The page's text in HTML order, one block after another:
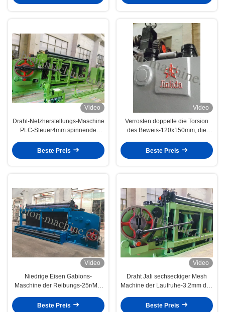
Video
Draht-Netzherstellungs-Maschine
PLC-Steuer4mm spinnende
Beste Preis
Video
Verrosten doppelte die Torsion
des Beweis-120x150mm, die
Beste Preis
Video
Niedrige Eisen Gabions-
Maschine der Reibungs-25r/Min
Beste Preis
Video
Draht Jali sechseckiger Mesh
Machine der Laufruhe-3.2mm des
Beste Preis